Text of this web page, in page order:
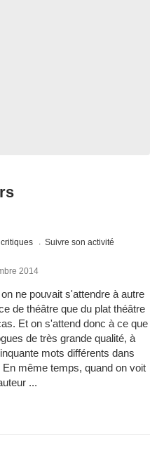
Suivre son activité
2014
ne pouvait s'attendre à autre
de théâtre que du plat théâtre
Et on s'attend donc à ce que
de très grande qualité, à
mots différents dans
même temps, quand on voit
...